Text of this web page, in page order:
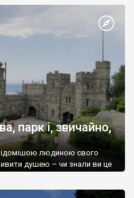
парк і, звичайно,
людиною свого
душею – чи знали ви це